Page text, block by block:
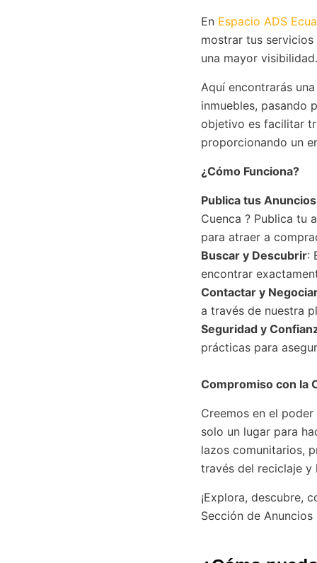
En Espacio ADS
mostrar tus
una mayor visibilidad.
Aquí encontrarás
inmuebles, pasando
objetivo es facilitar
proporcionando un
¿Cómo Funciona?
Publica tus Anuncios
Cuenca ? Publica tu
para atraer a
Buscar y Descubrir:
encontrar
Contactar y
a través de nuestra
Seguridad y
prácticas para
Compromiso con la
Creemos en el
solo un lugar para
lazos comunitarios,
través del reciclaje y
¡Explora, descubre,
Sección de